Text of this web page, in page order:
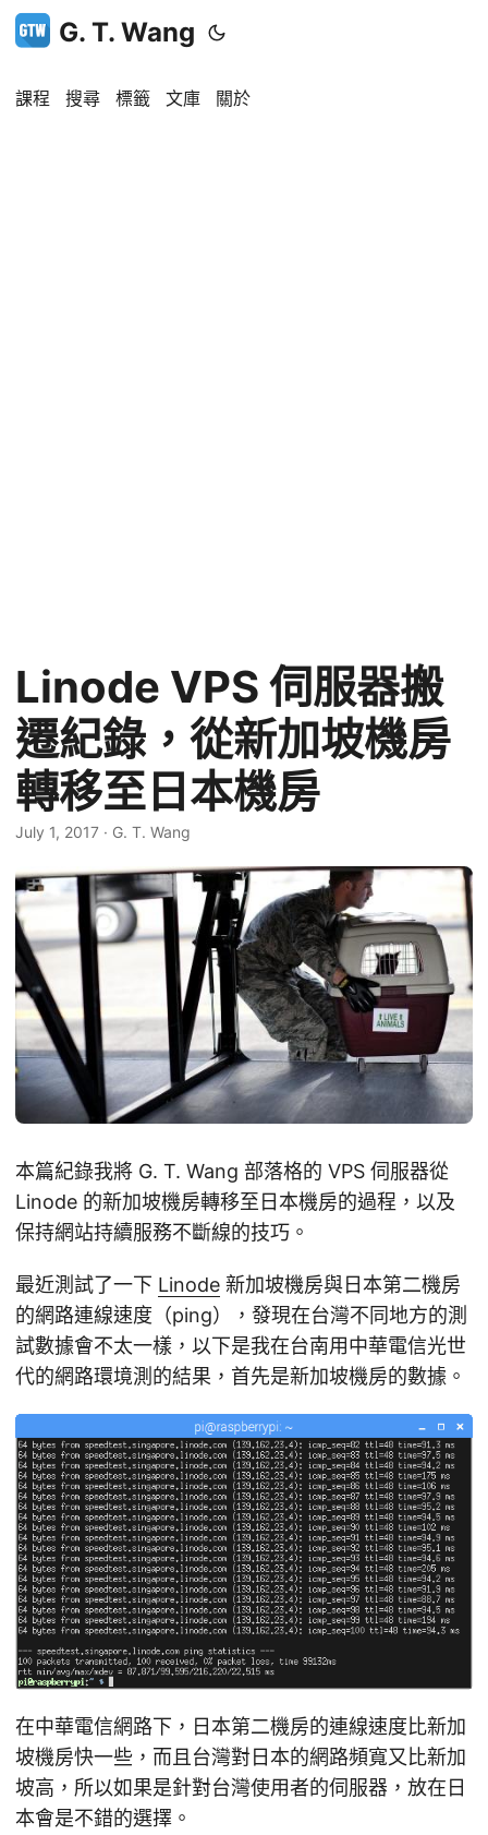
G. T. Wang
課程 搜尋 標籤 文庫 關於
Linode VPS 伺服器搬
遷紀錄，從新加坡機房
轉移至日本機房
July 1, 2017 · G. T. Wang
本篇紀錄我將 G. T. Wang 部落格的 VPS 伺服器從
Linode 的新加坡機房轉移至日本機房的過程，以及
保持網站持續服務不斷線的技巧。
最近測試了一下 Linode 新加坡機房與日本第二機房
的網路連線速度（ping），發現在台灣不同地方的測
試數據會不太一樣，以下是我在台南用中華電信光世
代的網路環境測的結果，首先是新加坡機房的數據。
在中華電信網路下，日本第二機房的連線速度比新加
坡機房快一些，而且台灣對日本的網路頻寬又比新加
坡高，所以如果是針對台灣使用者的伺服器，放在日
本會是不錯的選擇。